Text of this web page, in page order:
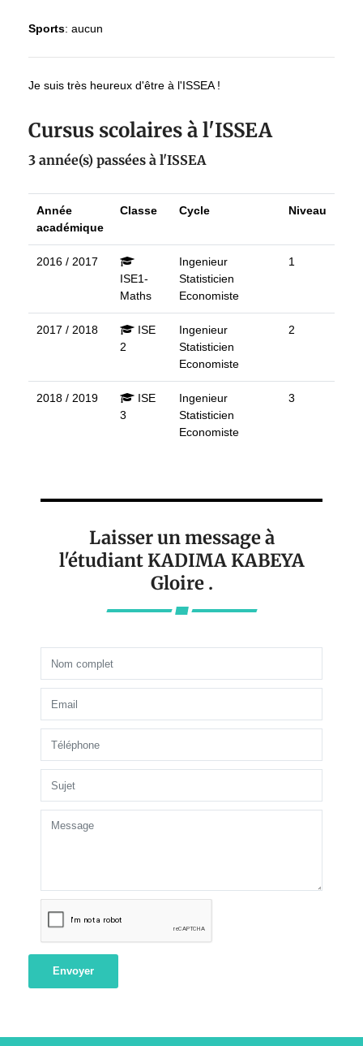
Sports: aucun
Je suis très heureux d'être à l'ISSEA !
Cursus scolaires à l'ISSEA
3 année(s) passées à l'ISSEA
Année
académique
Classe Cycle Niveau
2016 / 2017
ISE1-
Maths
Ingenieur
Statisticien
Economiste
1
2017 / 2018
ISE
2
Ingenieur
Statisticien
Economiste
2
2018 / 2019
ISE
3
Ingenieur
Statisticien
Economiste
3
Laisser un message à
l'étudiant KADIMA KABEYA
Gloire .
Envoyer